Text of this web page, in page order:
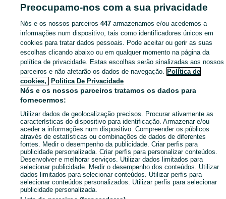
Mapa do site
Mapa das freguesias
Mapa de mini-sites
Pesquisas populares
Preocupamo-nos com a sua privacidade
Nós e os nossos parceiros447 armazenamos e/ou acedemos a
informações num dispositivo, tais como identificadores únicos em
cookies para tratar dados pessoais. Pode aceitar ou gerir as suas
escolhas clicando abaixo ou em qualquer momento na página da
política de privacidade. Estas escolhas serão sinalizadas aos nossos
parceiros e não afetarão os dados de navegação. Política de
cookies,
Política De Privacidade
Nós e os nossos parceiros tratamos os dados para
fornecermos:
Utilizar dados de geolocalização precisos. Procurar ativamente as
características do dispositivo para identificação. Armazenar e/ou
aceder a informações num dispositivo. Compreender os públicos
através de estatísticas ou combinações de dados de diferentes
fontes. Medir o desempenho da publicidade. Criar perfis para
publicidade personalizada. Criar perfis para personalizar conteúdos.
Desenvolver e melhorar serviços. Utilizar dados limitados para
selecionar publicidade. Medir o desempenho dos conteúdos. Utilizar
dados limitados para selecionar conteúdos. Utilizar perfis para
selecionar conteúdos personalizados. Utilizar perfis para selecionar
publicidade personalizada.